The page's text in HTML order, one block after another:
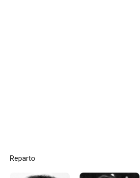
Reparto